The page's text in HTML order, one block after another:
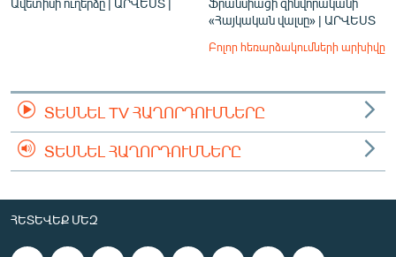
Ավետիսի ուղերձը | ԱՐՎԵՍՏ |
Ֆրանսիացի զինվորականի
«Հայկական վալսը» | ԱՐՎԵՍՏ
Բոլոր հեռարձակումների արխիվը
ՏԵՍՆԵԼ TV ՀԱՂՈՐԴՈՒՄՆԵՐԸ
ՏԵՍՆԵԼ ՀԱՂՈՐԴՈՒՄՆԵՐԸ
ՀԵՏԵՎԵՔ ՄԵԶ